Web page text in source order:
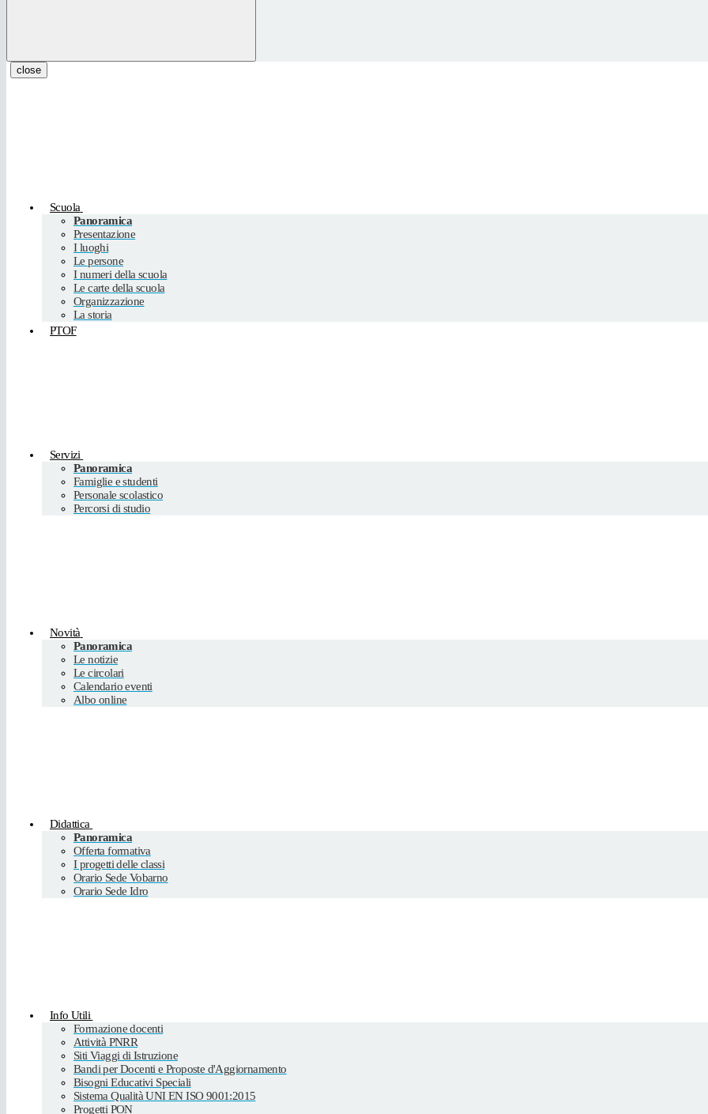
close
Scuola
Panoramica
Presentazione
I luoghi
Le persone
I numeri della scuola
Le carte della scuola
Organizzazione
La storia
PTOF
Servizi
Panoramica
Famiglie e studenti
Personale scolastico
Percorsi di studio
Novità
Panoramica
Le notizie
Le circolari
Calendario eventi
Albo online
Didattica
Panoramica
Offerta formativa
I progetti delle classi
Orario Sede Vobarno
Orario Sede Idro
Info Utili
Formazione docenti
Attività PNRR
Siti Viaggi di Istruzione
Bandi per Docenti e Proposte d'Aggiornamento
Bisogni Educativi Speciali
Sistema Qualità UNI EN ISO 9001:2015
Progetti PON